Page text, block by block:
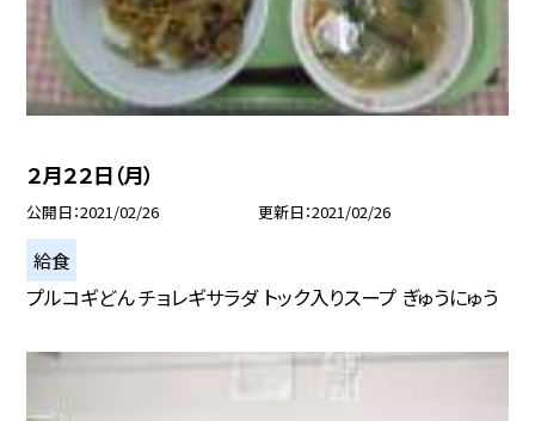
２月２２日（月）
公開日 2021/02/26 更新日 2021/02/26
給食
プルコギどん チョレギサラダ トック入りスープ ぎゅうにゅう